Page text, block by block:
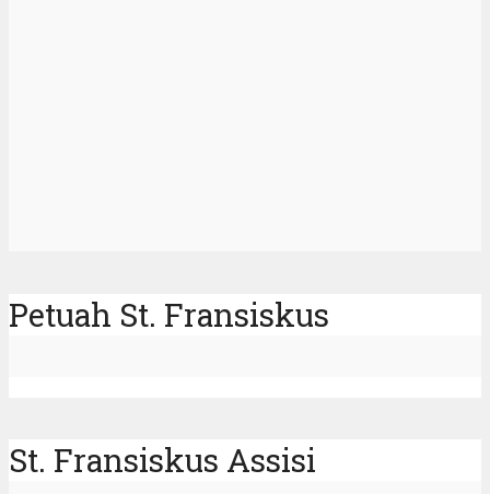
Petuah St. Fransiskus
St. Fransiskus Assisi